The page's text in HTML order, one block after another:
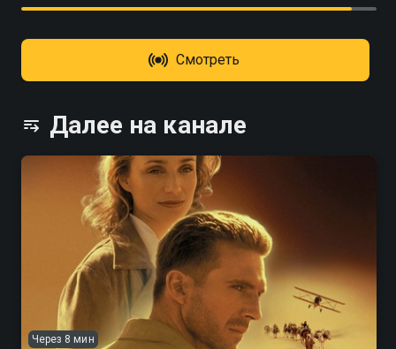
Смотреть
Далее на канале
Через 8 мин